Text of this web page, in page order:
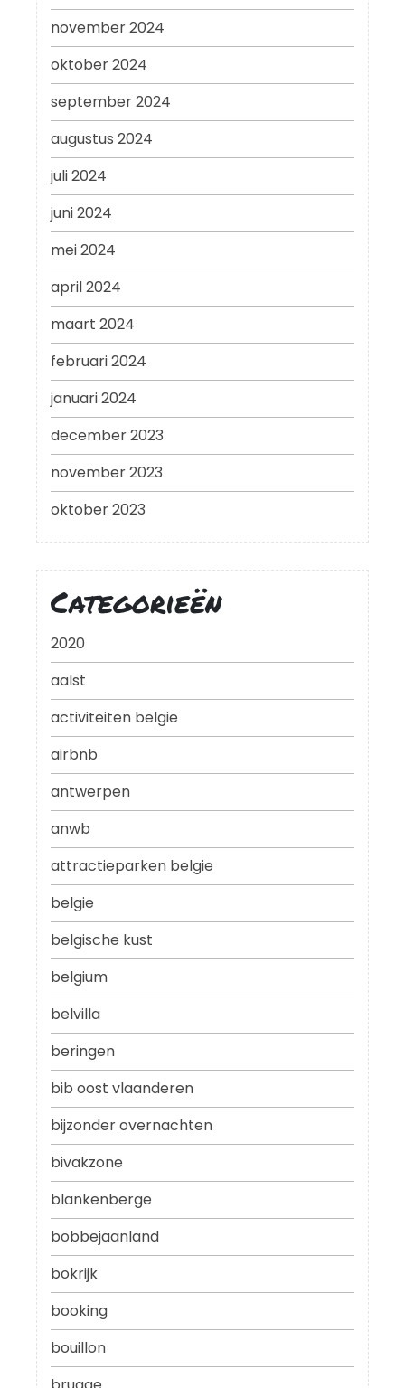
november 2024
oktober 2024
september 2024
augustus 2024
juli 2024
juni 2024
mei 2024
april 2024
maart 2024
februari 2024
januari 2024
december 2023
november 2023
oktober 2023
Categorieën
2020
aalst
activiteiten belgie
airbnb
antwerpen
anwb
attractieparken belgie
belgie
belgische kust
belgium
belvilla
beringen
bib oost vlaanderen
bijzonder overnachten
bivakzone
blankenberge
bobbejaanland
bokrijk
booking
bouillon